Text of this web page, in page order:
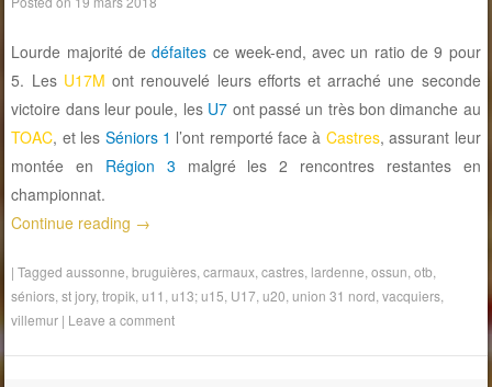
Lourde majorité dedéfaites ce week-end, avec un ratio de 9 pour
5. Les U17M ont renouvelé leurs efforts et arraché une seconde
victoire dans leur poule, les U7 ont passé un très bon dimanche au
TOAC, et les Séniors 1 l’ont remporté face à Castres, assurant leur
montée en Région 3 malgré les 2 rencontres restantes en
championnat.
Continue reading →
|Taggedaussonne ,bruguières ,carmaux ,castres lardenne ,ossun ,otb
séniors ,st jory,tropik ,u11 ,u13; u15 U17 ,u20 ,union 31 nord ,vacquiers
villemur | Leave a comment